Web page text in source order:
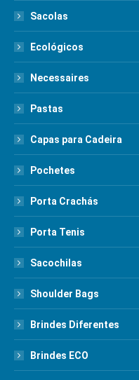
Sacolas
Ecológicos
Necessaires
Pastas
Capas para Cadeira
Pochetes
Porta Crachás
Porta Tenis
Sacochilas
Shoulder Bags
Brindes Diferentes
Brindes ECO